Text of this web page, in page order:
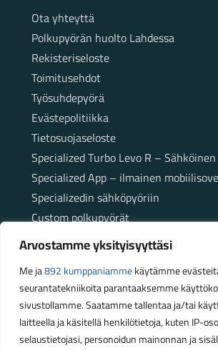
Arvostamme yksityisyyttäsi
Me ja892 kumppaniammekäytämme
seurantatekniikoita parantaaksemme
sivustollamme. Saatamme tallentaa ja/tai
laitteella ja käsitellä henkilötietoja, kuten IP-
selaustietojasi, personoidun mainonnan ja
SivutOta yhteyttä
Polkupyörän huolto Lahdessa
Rekisteriseloste
Toimitusehdot
Työsuhdepyörä
Evästepolitiikka
Tietosuojaseloste
Specialized Turbo Levo R –
Specialized App – ilmainen
Specializedin sähköpyöriin
Custom polkupyörät
Fatbikellä helppoa ja huoletonta
maastossa
Aukioloajat
Talvikauden aukioloajat (1.10.2025 –